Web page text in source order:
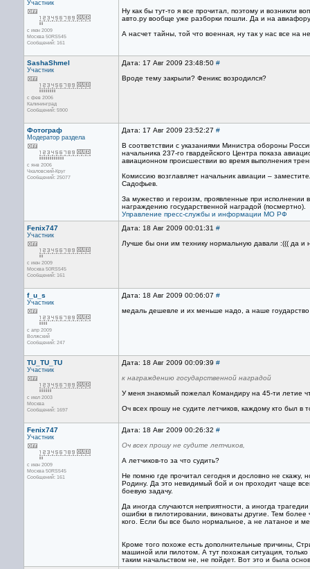
Участник
с июн 2009
Москва 50RS545
Сообщений: 161
Ну как бы тут-то я все прочитал, поэтому и возникли
авто.ру вообще уже разборки пошли. Да и на
А насчет тайны, той что военная, ну так у нас все на
SashaShmel
Участник
с фев 2006
Калининград
Сообщений: 5900
Дата: 17 Авг 2009 23:48:50 #
Вроде тему закрыли? Феникс возродился?
Фотограф
Модератор раздела
с янв 2006
Чкаловский-Круг
Сообщений: 25077
Дата: 17 Авг 2009 23:52:27 #
В соответствии с указаниями Министра обороны
начальника 237-го гвардейского Центра показа
авиационном происшествии во время выполнения
Комиссию возглавляет начальник авиации –
Садофьев.
За мужество и героизм, проявленные при исполнении
награждению государственной наградой (посмертно).
Управление пресс-службы и информации МО РФ
Fenix747
Участник
с июн 2009
Москва 50RS545
Сообщений: 161
Дата: 18 Авг 2009 00:01:31 #
Лучше бы они им технику нормальную давали :((( да и
f_u_s
Участник
с апр 2009
Волжский
Сообщений: 247
Дата: 18 Авг 2009 00:06:07 #
медаль дешевле и их меньше надо, а наше
TU_TU_TU
Участник
с июл 2003
Москва
Сообщений: 1697
Дата: 18 Авг 2009 00:09:39 #
к награждению государственной наградой
У меня знакомый пожелал Командиру на 45-ти летие
Оч всех прошу не судите летчиков, каждому кто был в
Fenix747
Участник
с июн 2009
Москва 50RS545
Сообщений: 161
Дата: 18 Авг 2009 00:26:32 #
Оч всех прошу не судите летчиков,
А летчиков-то за что судить?
Не помню где прочитал сегодня и дословно не
Родину. Да это невидимый бой и он проходит чаще
боевую задачу.
Да иногда случаются неприятности, а иногда
ошибки в пилотировании, виноваты другие. Тем
кого. Если бы все было нормальное, а не латаное и
Кроме того похоже есть дополнительные причины,
машиной или пилотом. А тут похожая ситуация,
таким начальством не, не пойдет. Вот это и была